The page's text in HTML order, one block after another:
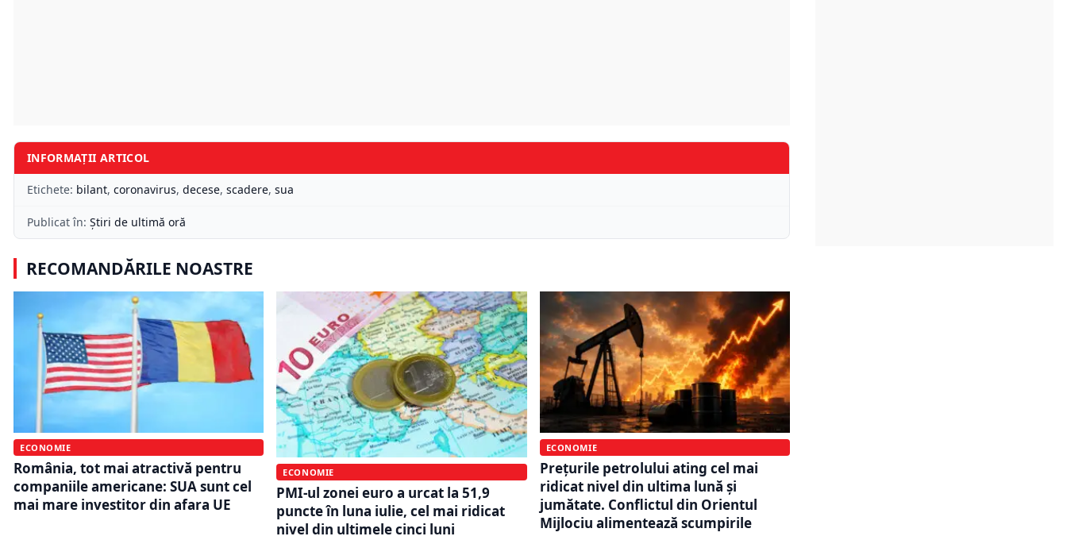
INFORMAȚII ARTICOL
Etichete: bilant, coronavirus, decese, scadere, sua
Publicat în: Știri de ultimă oră
RECOMANDĂRILE NOASTRE
ECONOMIE
România, tot mai atractivă pentru
companiile americane: SUA sunt cel
mai mare investitor din afara UE
ECONOMIE
PMI-ul zonei euro a urcat la 51,9
puncte în luna iulie, cel mai ridicat
nivel din ultimele cinci luni
ECONOMIE
Prețurile petrolului ating cel mai
ridicat nivel din ultima lună și
jumătate. Conflictul din Orientul
Mijlociu alimentează scumpirile